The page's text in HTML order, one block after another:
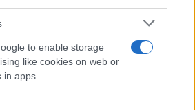
to enable storage
like cookies on web or
apps.